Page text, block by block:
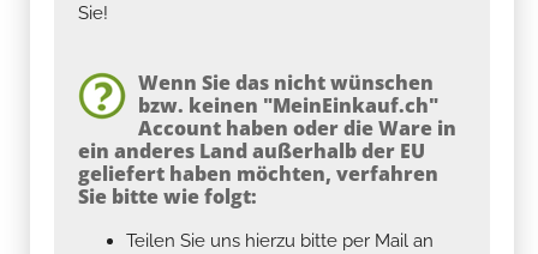
Sie!
Wenn Sie das nicht wünschen
bzw. keinen "MeinEinkauf.ch"
Account haben oder die Ware in
ein anderes Land außerhalb der EU
geliefert haben möchten, verfahren
Sie bitte wie folgt:
Teilen Sie uns hierzu bitte per Mail an